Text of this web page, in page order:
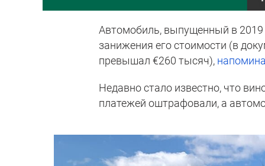
Автомобиль, выпущенный в 2019
занижения его стоимости (в
превышал €260 тысяч),
Недавно стало известно, что
платежей оштрафовали, а